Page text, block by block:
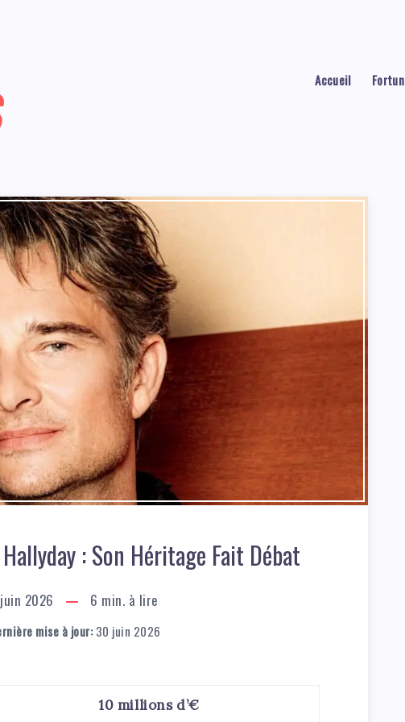
Accueil
: Son Héritage Fait Débat
2026 6 min. à lire
mise à jour:30 juin 2026
10 millions d’€